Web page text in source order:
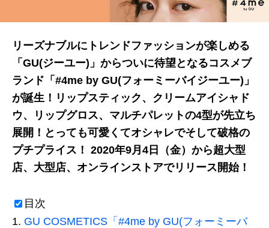
リーズナブルにトレンドファッションが楽しめる
「GU(ジーユー)」からついに待望となるコスメブ
ランド「#4me by GU(フォーミーバイジーユー)」
が誕生！リップスティック、クリームアイシャド
ウ、リップグロス、マルチパレットの4型が先立ち
展開！とっても可愛くてオシャレでそして破格の
プチプライス！ 2020年9月4日（金）から超大型
店、大型店、オンラインストアでリリース開始！
目次
GU COSMETICS「#4me by GU(フォーミーバ